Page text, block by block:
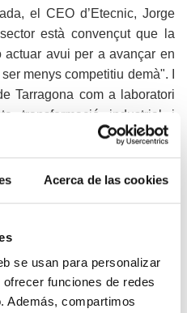
Acerca de las cookies
se usan para personalizar
funciones de redes
Además, compartimos
el CEO d’Etecnic, Jorge
està convençut que la
avui per a avançar en
menys competitiu demà". I
Tarragona com a laboratori
transformació industrial i